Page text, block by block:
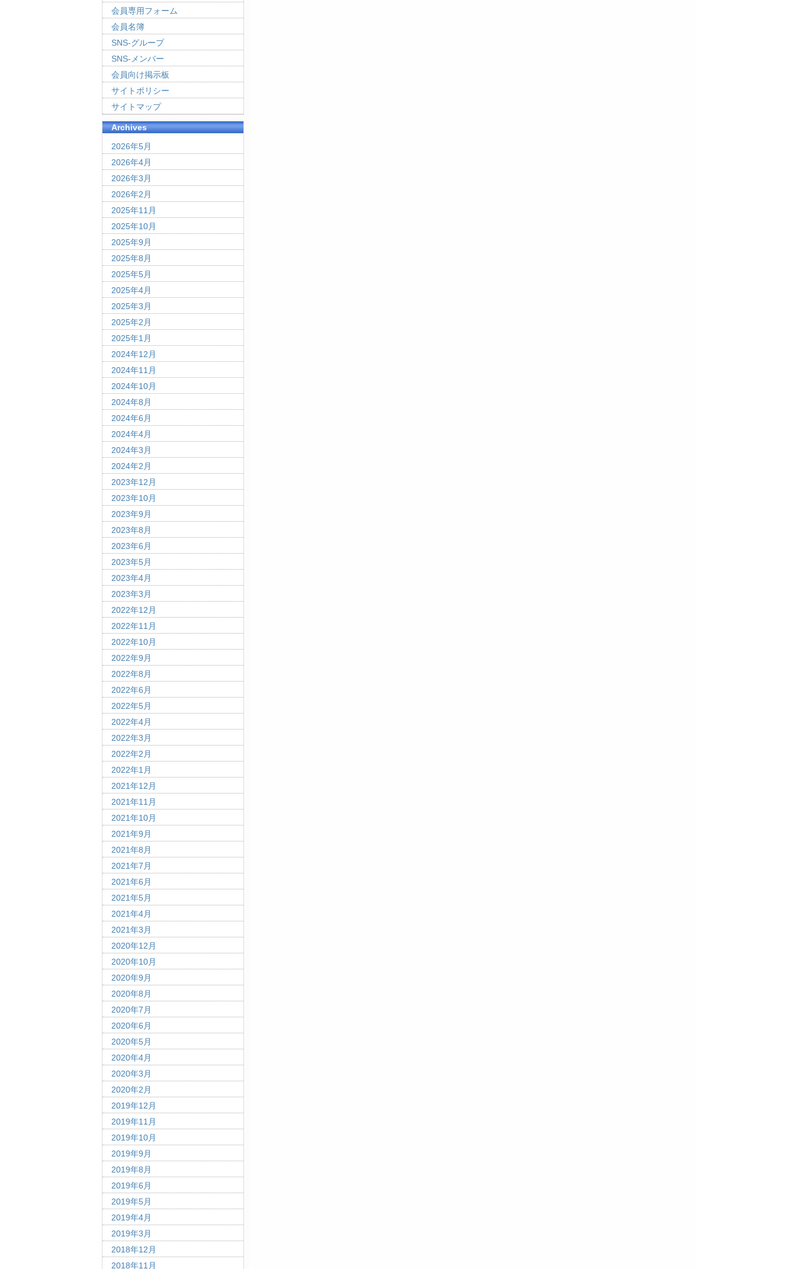
会員専用フォーム
会員名簿
SNS-グループ
SNS-メンバー
会員向け掲示板
サイトポリシー
サイトマップ
Archives
2026年5月
2026年4月
2026年3月
2026年2月
2025年11月
2025年10月
2025年9月
2025年8月
2025年5月
2025年4月
2025年3月
2025年2月
2025年1月
2024年12月
2024年11月
2024年10月
2024年8月
2024年6月
2024年4月
2024年3月
2024年2月
2023年12月
2023年10月
2023年9月
2023年8月
2023年6月
2023年5月
2023年4月
2023年3月
2022年12月
2022年11月
2022年10月
2022年9月
2022年8月
2022年6月
2022年5月
2022年4月
2022年3月
2022年2月
2022年1月
2021年12月
2021年11月
2021年10月
2021年9月
2021年8月
2021年7月
2021年6月
2021年5月
2021年4月
2021年3月
2020年12月
2020年10月
2020年9月
2020年8月
2020年7月
2020年6月
2020年5月
2020年4月
2020年3月
2020年2月
2019年12月
2019年11月
2019年10月
2019年9月
2019年8月
2019年6月
2019年5月
2019年4月
2019年3月
2018年12月
2018年11月